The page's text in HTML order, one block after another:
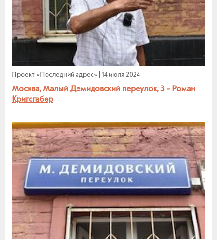
Проект «Последний адрес» 14 июля 2024
Москва, Малый Демидовский переулок, 3 - Роман
Кригсгабер